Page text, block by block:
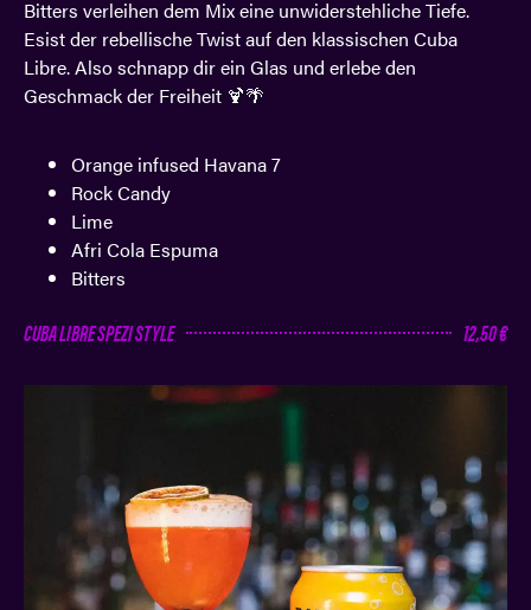
Bitters verleihen dem Mix eine unwiderstehliche Tiefe.
Esist der rebellische Twist auf den klassischen Cuba
Libre. Also schnapp dir ein Glas und erlebe den
Geschmack der Freiheit 🍹🌴
Orange infused Havana 7
Rock Candy
Lime
Afri Cola Espuma
Bitters
CUBA LIBRE SPEZI STYLE 12,50 €